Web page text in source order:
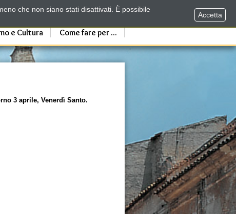
e Cultura Come fare per ...
3 aprile, Venerdì Santo.
che non siano stati disattivati. È possibile
Accetta